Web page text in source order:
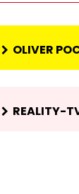
OLIVER
REALITY-